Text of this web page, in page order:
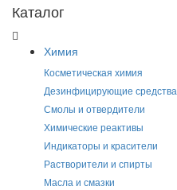
Каталог
Химия
Косметическая химия
Дезинфицирующие средства
Смолы и отвердители
Химические реактивы
Индикаторы и красители
Растворители и спирты
Масла и смазки